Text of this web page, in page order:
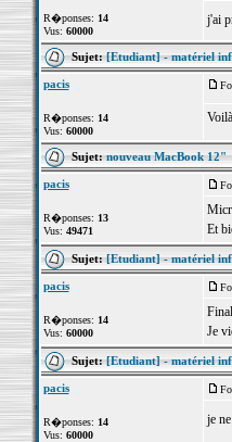
R�ponses: 14
Vus: 60000
j'ai
Sujet:[Etudiant] - matériel
pacis
R�ponses: 14
Vus: 60000
Sujet:nouveau MacBook 12"
pacis
R�ponses: 13
Vus: 49471
Et
Sujet:[Etudiant] - matériel
pacis
R�ponses: 14
Vus: 60000
Je
Sujet:[Etudiant] - matériel
pacis
R�ponses: 14
Vus: 60000
je